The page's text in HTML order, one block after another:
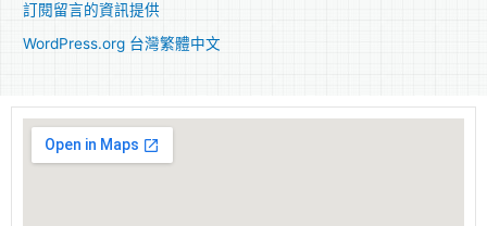
訂閱留言的資訊提供
WordPress.org 台灣繁體中文